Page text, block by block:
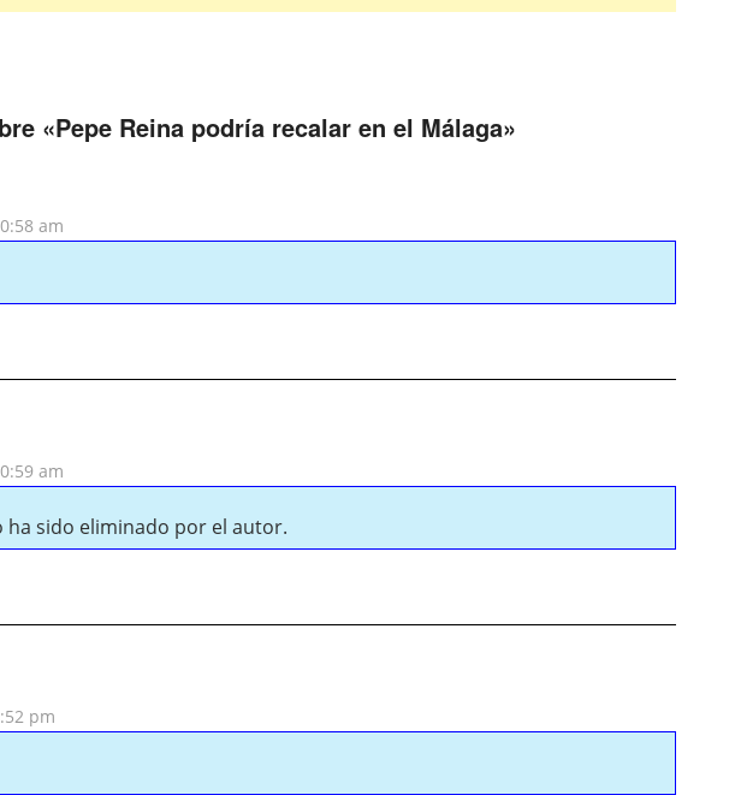
«Pepe Reina podría recalar en el Málaga»
am
am
ha sido eliminado por el autor.
pm